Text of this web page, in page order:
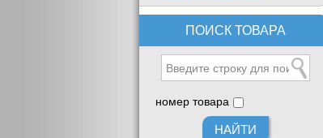
ПОИСК ТОВАРА
номер товара